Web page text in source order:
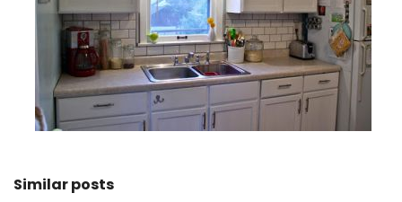
Similar posts